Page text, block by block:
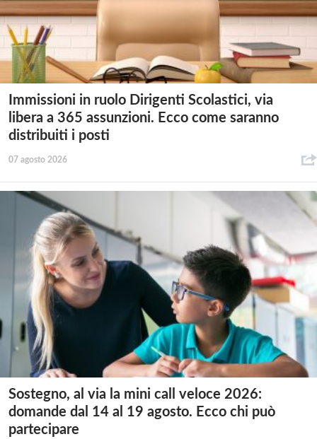
Immissioni in ruolo Dirigenti Scolastici, via
libera a 365 assunzioni. Ecco come saranno
distribuiti i posti
07 agosto 2026
Sostegno, al via la mini call veloce 2026:
domande dal 14 al 19 agosto. Ecco chi può
partecipare